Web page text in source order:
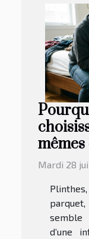
Mardi 28
semble
d’une